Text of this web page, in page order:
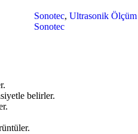
Sonotec, Ultrasonik Ölçüm
Sonotec
belirler.